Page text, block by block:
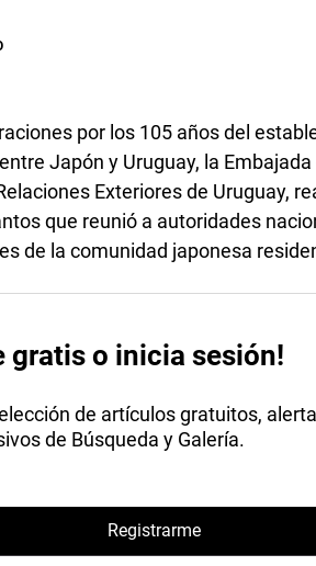
por los 105 años del
Japón y Uruguay, la
Exteriores de Uruguay,
que reunió a autoridades
de la comunidad japonesa
gratis o inicia sesión!
de artículos gratuitos,
de Búsqueda y Galería.
Registrarme